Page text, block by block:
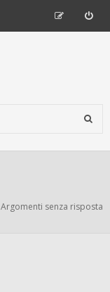
Argomenti senza risposta